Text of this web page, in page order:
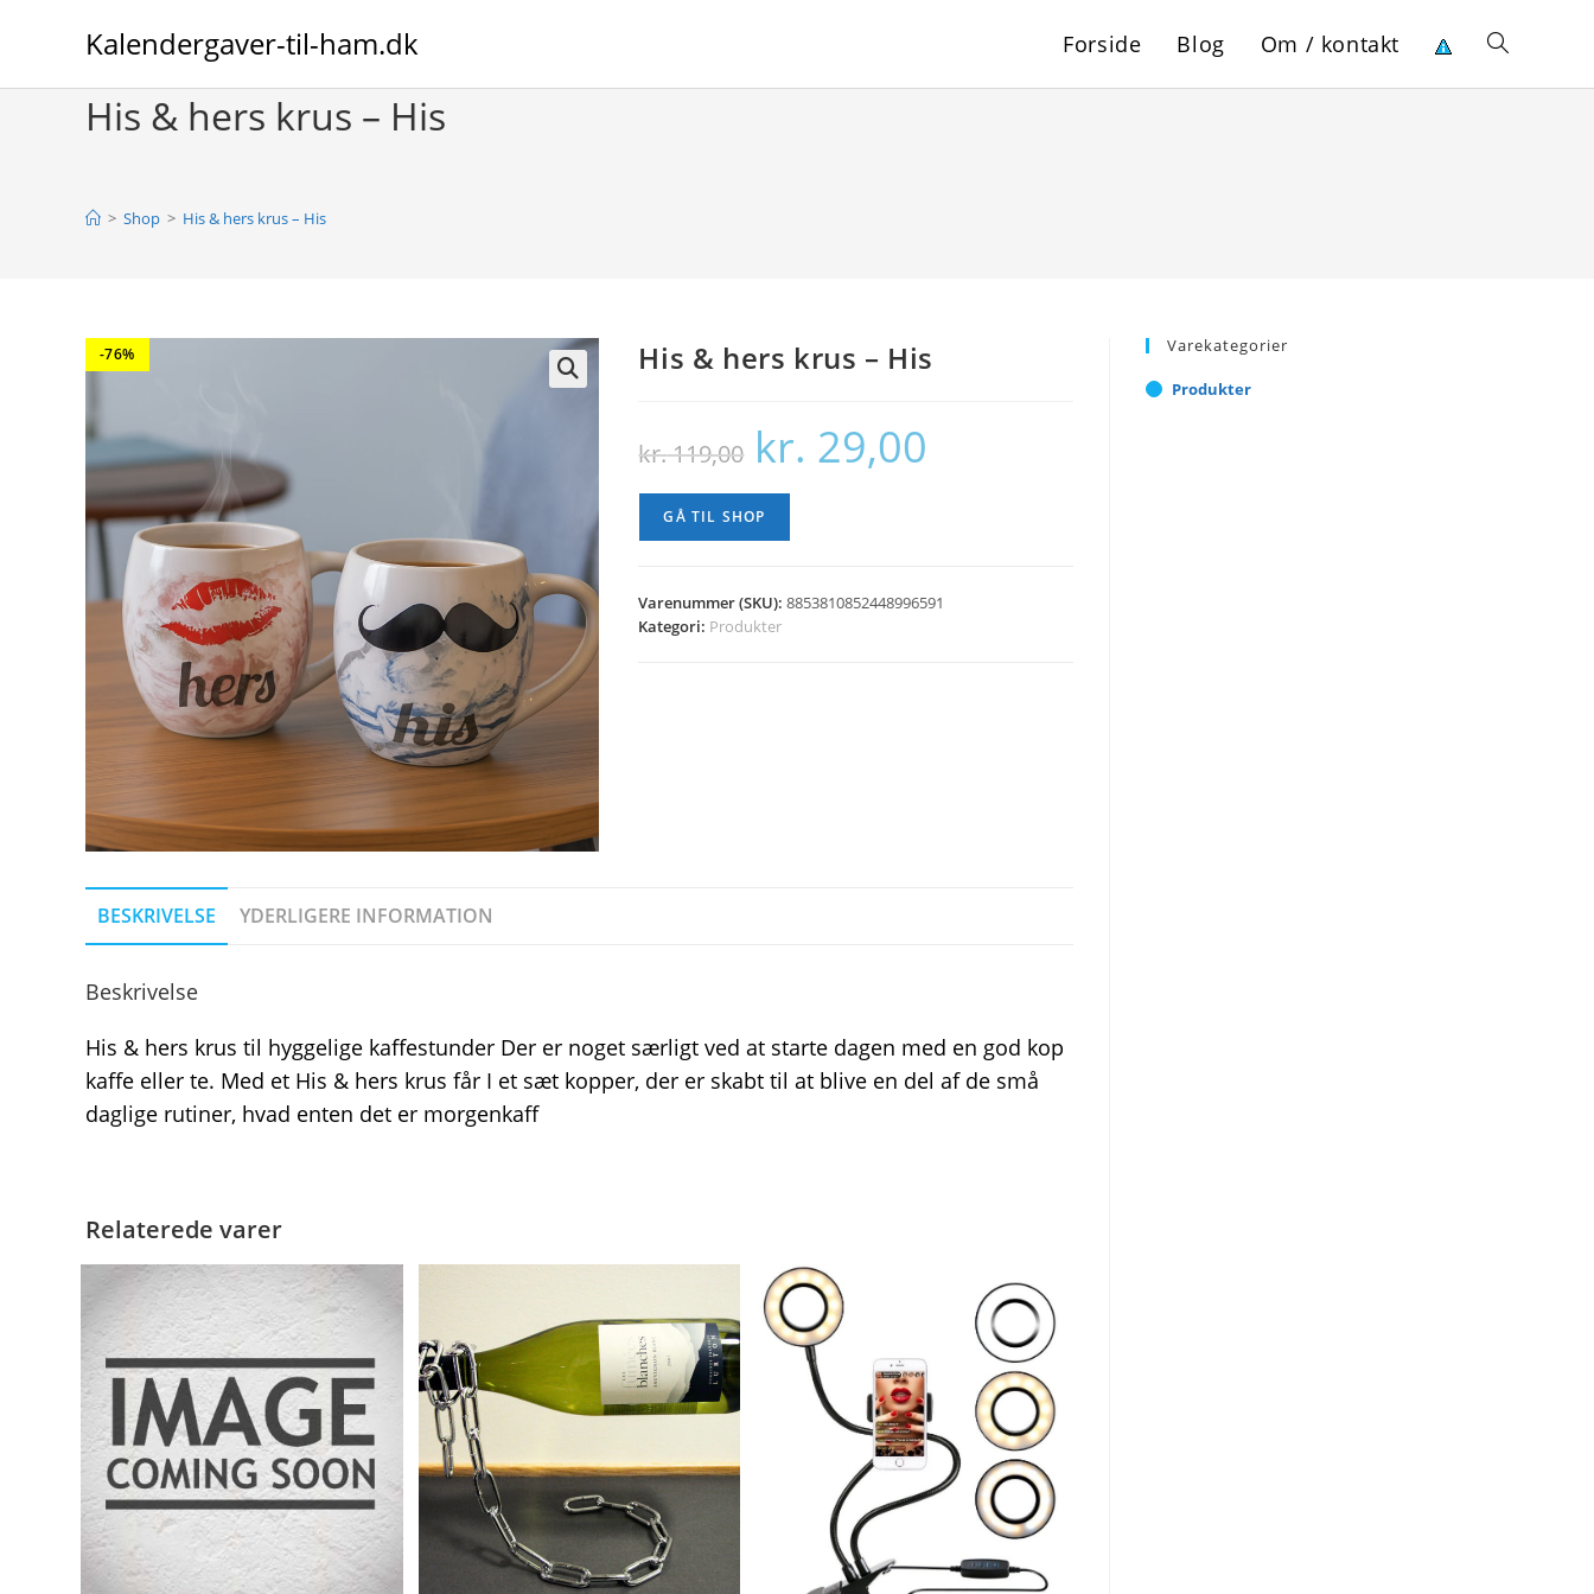
Kalendergaver-til-ham.dk Forside Blog Om / kontakt Toggle
His & hers krus – His
> Shop > His & hers krus – His
-76% His & hers krus – His
kr.119,00
Den
oprindelige
pris
kr. 119,00.
kr. 29,00
GÅ TIL SHOP
Varenummer (SKU):8853810852448996591
Kategori: Produkter
BESKRIVELSE YDERLIGERE INFORMATION
Beskrivelse
His & hers krus til hyggelige kaffestunder Der er noget særligt ved at starte dagen med en god kop
kaffe eller te. Med et His & hers krus får I et sæt kopper, der er skabt til at blive en del af de små
daglige rutiner, hvad enten det er morgenkaff
Relaterede varer
Varekategorier
Produkter